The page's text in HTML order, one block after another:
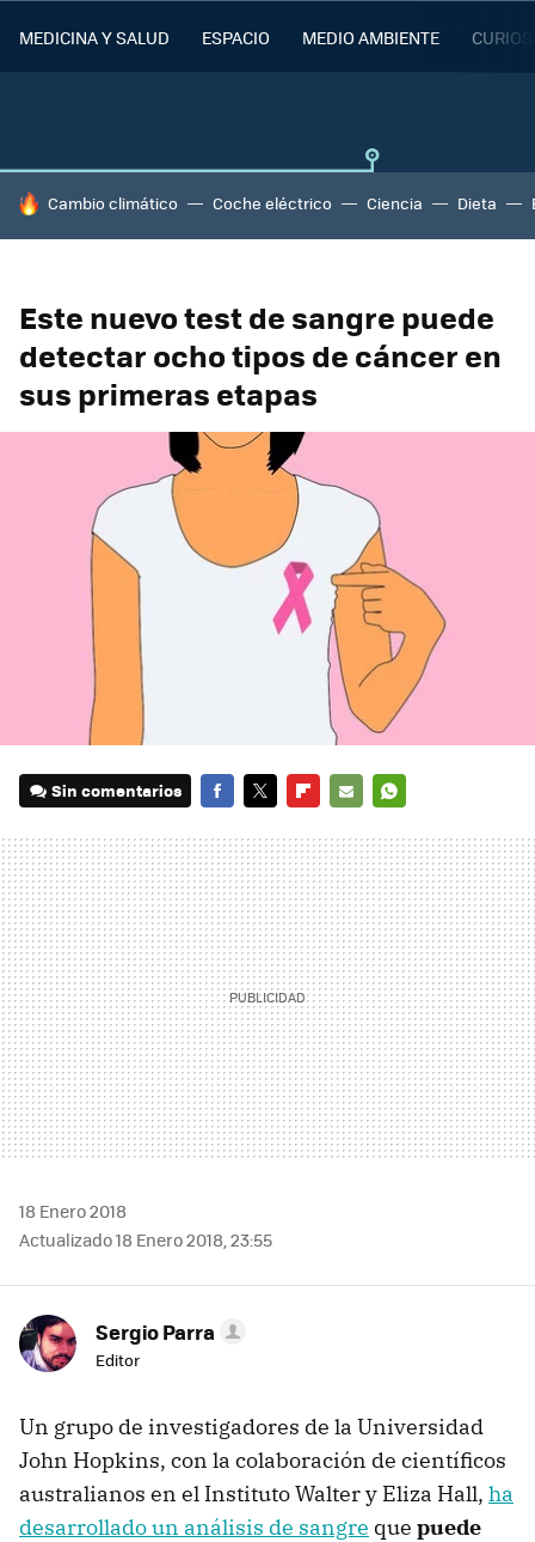
MEDICINA Y SALUD ESPACIO MEDIO AMBIENTE
HOY SE HABLA DE
Cambio climático Coche eléctrico Ciencia Dieta
Este nuevo test de sangre puede
detectar ocho tipos de cáncer en
sus primeras etapas
Sin comentarios
MAIL
18 Enero 2018
Actualizado 18 Enero 2018, 23:55
Sergio Parra
Editor
Un grupo de investigadores de la Universidad
John Hopkins, con la colaboración de científicos
australianos en el Instituto Walter y Eliza Hall, ha
desarrollado un análisis de sangre que puede